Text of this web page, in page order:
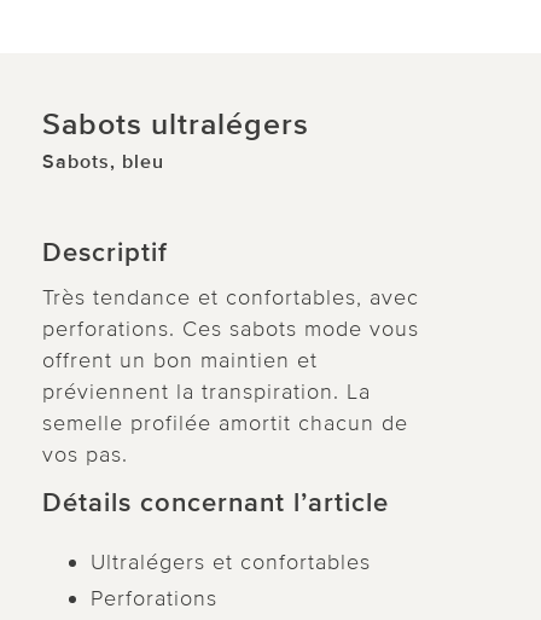
Sabots ultralégers
Sabots, bleu
Descriptif
Très tendance et confortables, avec
perforations. Ces sabots mode vous
offrent un bon maintien et
préviennent la transpiration. La
semelle profilée amortit chacun de
vos pas.
Détails concernant l’article
Ultralégers et confortables
Perforations